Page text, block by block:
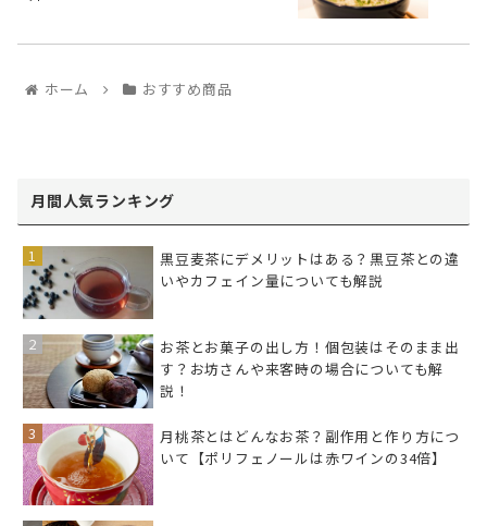
ホーム おすすめ商品
月間人気ランキング
黒豆麦茶にデメリットはある？黒豆茶との違
いやカフェイン量についても解説
お茶とお菓子の出し方！個包装はそのまま出
す？お坊さんや来客時の場合についても解
説！
月桃茶とはどんなお茶？副作用と作り方につ
いて【ポリフェノールは赤ワインの34倍】